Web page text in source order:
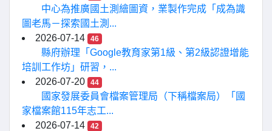
中心為推廣國土測繪圖資，業製作完成「成為識
圖老馬－探索國土測...
2026-07-14
46
縣府辦理「Google教育家第1級、第2級認證增能
培訓工作坊」研習，...
2026-07-20
44
國家發展委員會檔案管理局（下稱檔案局）「國
家檔案館115年志工...
2026-07-14
42